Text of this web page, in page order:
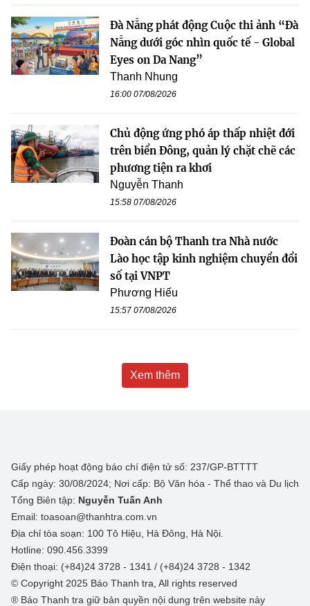
Đà Nẵng phát động Cuộc thi ảnh “Đà
Nẵng dưới góc nhìn quốc tế - Global
Eyes on Da Nang”
Thanh Nhung
16:00 07/08/2026
Chủ động ứng phó áp thấp nhiệt đới
trên biển Đông, quản lý chặt chẽ các
phương tiện ra khơi
Nguyễn Thanh
15:58 07/08/2026
Đoàn cán bộ Thanh tra Nhà nước
Lào học tập kinh nghiệm chuyển đổi
số tại VNPT
Phương Hiếu
15:57 07/08/2026
Xem thêm
Giấy phép hoạt động báo chí điện tử số: 237/GP-BTTTT
Cấp ngày: 30/08/2024; Nơi cấp: Bộ Văn hóa - Thể thao và Du lịch
Tổng Biên tập: Nguyễn Tuấn Anh
Email: toasoan@thanhtra.com.vn
Địa chỉ tòa soạn: 100 Tô Hiệu, Hà Đông, Hà Nội.
Hotline: 090.456.3399
Điện thoại: (+84)24 3728 - 1341 / (+84)24 3728 - 1342
© Copyright 2025 Báo Thanh tra, All rights reserved
® Báo Thanh tra giữ bản quyền nội dung trên website này